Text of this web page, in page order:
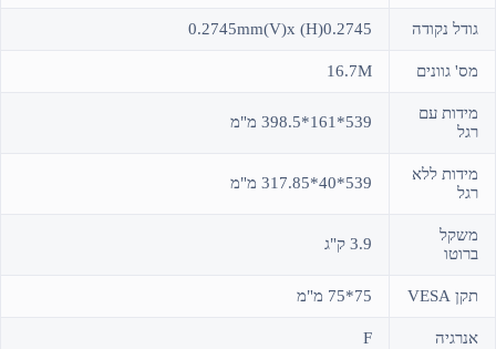
גודל נקודה 0.2745(H) 0.2745mm(V)x
מס' גוונים 16.7M
מידות עם
רגל
539*161*398.5 מ"מ
מידות ללא
רגל
539*40*317.85 מ"מ
משקל
ברוטו
3.9 ק"ג
תקן VESA 75*75 מ"מ
אנרגיה F